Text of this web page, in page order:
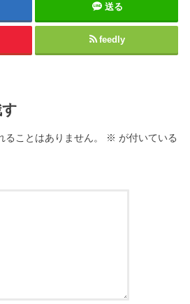
送る
feedly
ることはありません。 ※ が付いている